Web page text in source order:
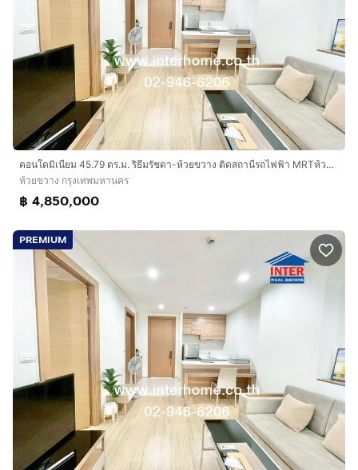
คอนโดมิเนียม 45.79 ตร.ม. ริธึมรัชดา-ห้วยขวาง ติดสถานีรถไฟฟ้า MRTห้วยขวาง ถนนรัชดาภิเษก ถนนสุทธิสาร ถนนลาดพร้าว เขตห้วยขวาง กรุงเทพมหานคร
ห้วยขวาง กรุงเทพมหานคร
฿ 4,850,000
PREMIUM